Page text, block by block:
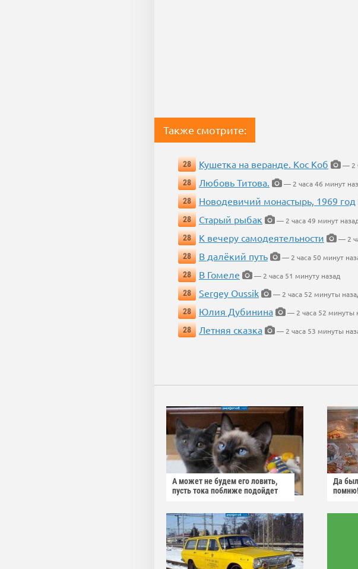
Также смотрите:
28 Кушетка на веранде. Кос Коб
— 2
28
Любовь Титова.
— 2 часа 46 минут
28
Новодевичий монастырь, 1969 год
28
Старый рыбак
— 2 часа 49 минут
28
К вечеру самодеятельности
— 2
28
В далёкий путь
— 2 часа 50 минут
28
В Гомеле
— 2 часа 51 минуту назад
28
Sergey Oussik
— 2 часа 52 минуты
28
Юлия Дубинина
— 2 часа 52 минуты
28
Летняя сказка — 2 часа 53 минуты
А может не будем его ловить,
пусть тока поближе подойдет
Да